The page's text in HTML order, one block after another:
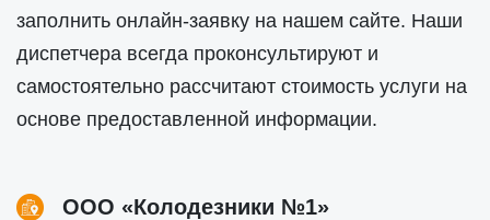
заполнить онлайн-заявку на нашем сайте. Наши
диспетчера всегда проконсультируют и
самостоятельно рассчитают стоимость услуги на
основе предоставленной информации.
ООО «Колодезники №1»